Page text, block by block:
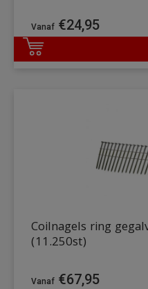
€24,95
Coilnagels ring
(11.250st)
€67,95